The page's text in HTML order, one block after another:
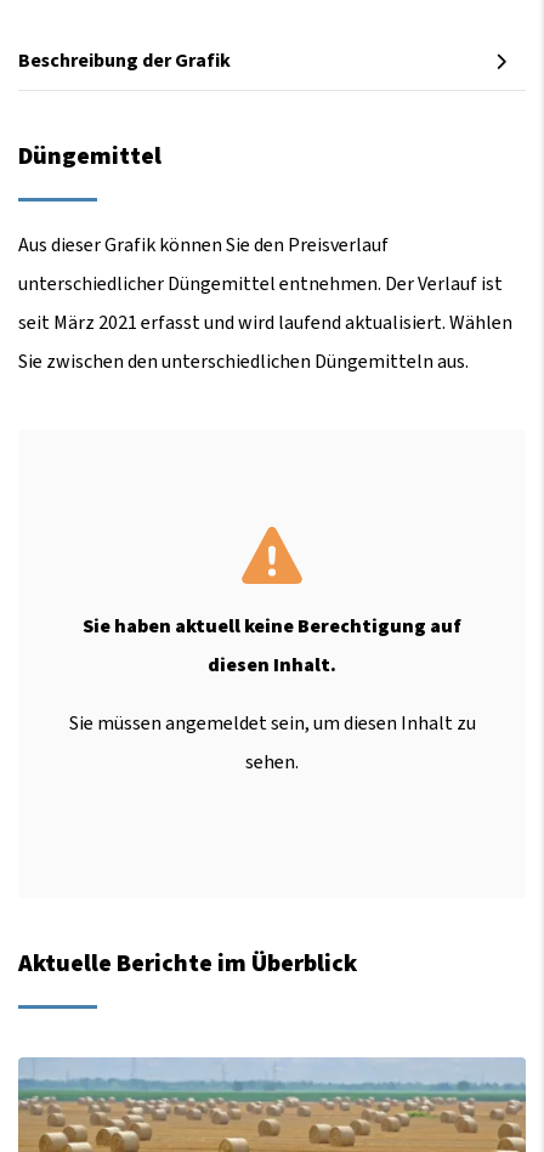
Beschreibung der Grafik
Düngemittel
Aus dieser Grafik können Sie den Preisverlauf
unterschiedlicher Düngemittel entnehmen. Der Verlauf ist
seit März 2021 erfasst und wird laufend aktualisiert. Wählen
Sie zwischen den unterschiedlichen Düngemitteln aus.
Sie haben aktuell keine Berechtigung auf
diesen Inhalt.
Sie müssen angemeldet sein, um diesen Inhalt zu
sehen.
Aktuelle Berichte im Überblick